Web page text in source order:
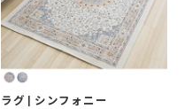
ラグ | シンフォニー